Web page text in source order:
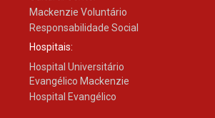
Mackenzie Voluntário
Responsabilidade Social
Hospitais:
Hospital Universitário
Evangélico Mackenzie
Hospital Evangélico